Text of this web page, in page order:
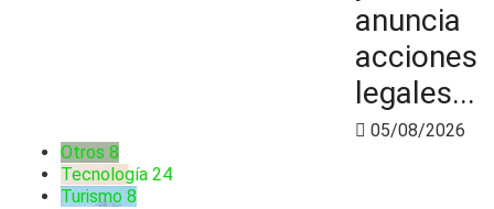
anuncia
acciones
legales...
05/08/2026
Otros 8
Tecnología 24
Turismo 8